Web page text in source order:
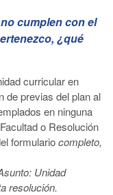
cumplen con el
¿qué
curricular en
de previas del plan al
en ninguna
o Resolución
formulariocompleto,
Unidad
resolución.